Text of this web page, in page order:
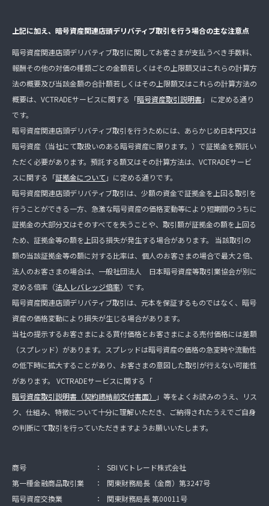
上記に加え、暗号資産関連店頭デリバティブ取引を行う場合の主な注意点
暗号資産関連店頭デリバティブ取引に関してお客さまが支払うべき手数料、
報酬その他の対価の種類ごとの金額若しくはその上限額又はこれらの計算方
法の概要及び当該金額の合計額若しくはその上限額又はこれらの計算方法の
概要は、VCTRADEサービスに関する「暗号資産取引説明書」 に定める通り
です。
暗号資産関連店頭デリバティブ取引を行うためには、あらかじめ日本円又は
暗号資産（当社にて取扱いのある暗号資産に限ります。）で証拠金を預託い
ただく必要があります。預託する額又はその計算方法は、VCTRADEサービ
スに関する「証拠金について 」に定める通りです。
暗号資産関連店頭デリバティブ取引は、少額の資金で証拠金を上回る取引を
行うことができる一方、急激な暗号資産の価格変動等により短期間のうちに
証拠金の大部分又はそのすべてを失うことや、取引額が証拠金の額を上回る
ため、証拠金等の額を上回る損失が発生する場合があります。 当該取引の
額の当該証拠金等の額に対する比率は、個人のお客さまの場合で最大２倍、
法人のお客さまの場合は、一般社団法人 日本暗号資産等取引業協会が別に
定める倍率（法人レバレッジ倍率）です。
暗号資産関連店頭デリバティブ取引は、元本を保証するものではなく、暗号
資産の価格変動により損失が生じる場合があります。
当社の提示するお客さまによる買付価格とお客さまによる売付価格には差額
（スプレッド）があります。スプレッドは暗号資産の価格の急変時や流動性
の低下時に拡大することがあり、お客さまの意図した取引が行えない可能性
があります。 VCTRADEサービスに関する「
暗号資産取引説明書（契約締結前交付書面）
」等をよくお読みのうえ、リス
ク、仕組み、特徴について十分に理解いただき、ご納得されたうえでご自身
の判断にて取引を行っていただきますようお願いいたします。
商号 ：
SBI VCトレード株式会社
第一種金融商品取引業
：
関東財務局長（金商）第3247号
暗号資産交換業
： 関東財務局長 第00011号